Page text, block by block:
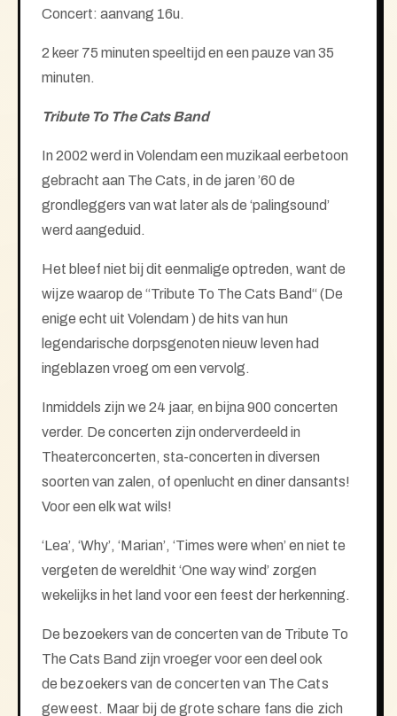
Concert: aanvang 16u.
2 keer 75 minuten speeltijd en een pauze van 35
minuten.
Tribute To The Cats Band
In 2002 werd in Volendam een muzikaal eerbetoon
gebracht aan The Cats, in de jaren ’60 de
grondleggers van wat later als de ‘palingsound’
werd aangeduid.
Het bleef niet bij dit eenmalige optreden, want de
wijze waarop de “Tribute To The Cats Band“ (De
enige echt uit Volendam ) de hits van hun
legendarische dorpsgenoten nieuw leven had
ingeblazen vroeg om een vervolg.
Inmiddels zijn we 24 jaar, en bijna 900 concerten
verder. De concerten zijn onderverdeeld in
Theaterconcerten, sta-concerten in diversen
soorten van zalen, of openlucht en diner dansants!
Voor een elk wat wils!
‘Lea’, ‘Why’, ‘Marian’, ‘Times were when’ en niet te
vergeten de wereldhit ‘One way wind’ zorgen
wekelijks in het land voor een feest der herkenning.
De bezoekers van de concerten van de Tribute To
The Cats Band zijn vroeger voor een deel ook
de bezoekers van de concerten van The Cats
geweest. Maar bij de grote schare fans die zich